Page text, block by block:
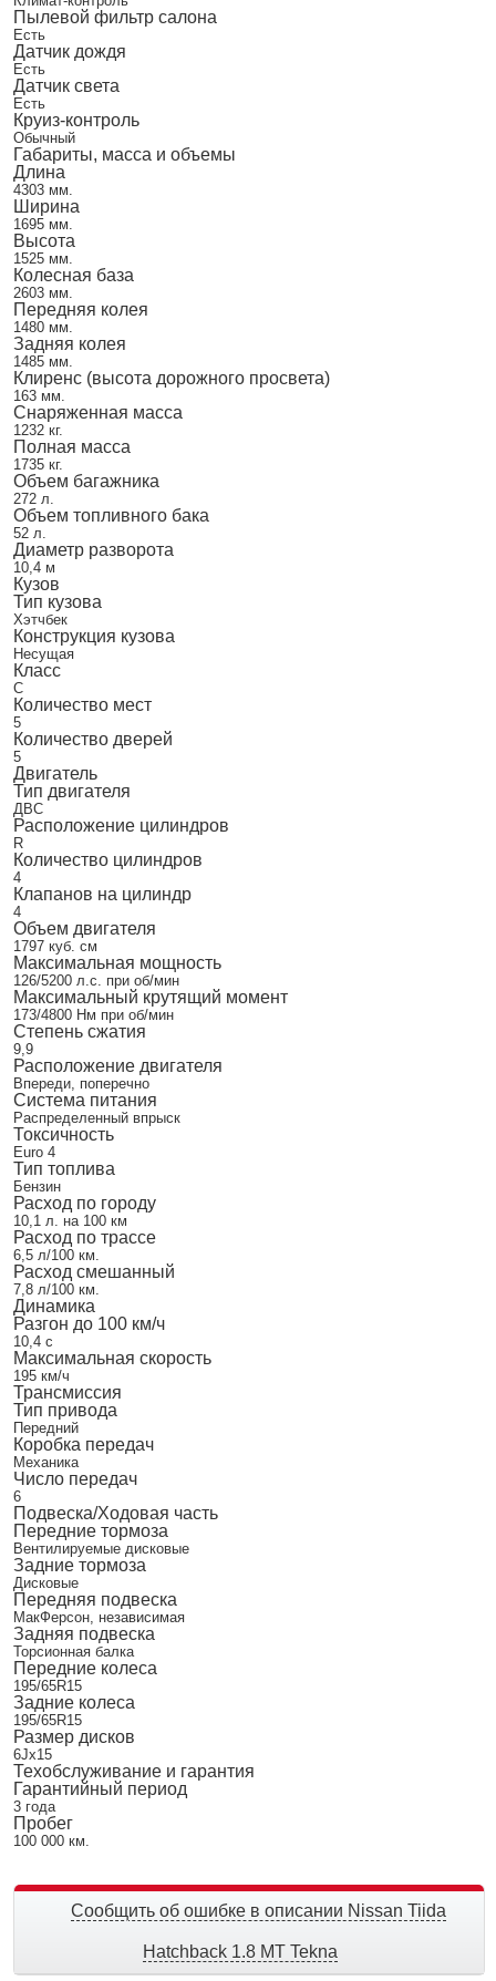
Пылевой фильтр салона
Есть
Датчик дождя
Есть
Датчик света
Есть
Круиз-контроль
Обычный
Габариты, масса и объемы
Длина
4303 мм.
Ширина
1695 мм.
Высота
1525 мм.
Колесная база
2603 мм.
Передняя колея
1480 мм.
Задняя колея
1485 мм.
Клиренс (высота дорожного просвета)
163 мм.
Снаряженная масса
1232 кг.
Полная масса
1735 кг.
Объем багажника
272 л.
Объем топливного бака
52 л.
Диаметр разворота
10,4 м
Кузов
Тип кузова
Хэтчбек
Конструкция кузова
Несущая
Класс
C
Количество мест
5
Количество дверей
5
Двигатель
Тип двигателя
ДВС
Расположение цилиндров
R
Количество цилиндров
4
Клапанов на цилиндр
4
Объем двигателя
1797 куб. см
Максимальная мощность
126/5200 л.с. при об/мин
Максимальный крутящий момент
173/4800 Нм при об/мин
Степень сжатия
9,9
Расположение двигателя
Впереди, поперечно
Система питания
Распределенный впрыск
Токсичность
Euro 4
Тип топлива
Бензин
Расход по городу
10,1 л. на 100 км
Расход по трассе
6,5 л/100 км.
Расход смешанный
7,8 л/100 км.
Динамика
Разгон до 100 км/ч
10,4 с
Максимальная скорость
195 км/ч
Трансмиссия
Тип привода
Передний
Коробка передач
Механика
Число передач
6
Подвеска/Ходовая часть
Передние тормоза
Вентилируемые дисковые
Задние тормоза
Дисковые
Передняя подвеска
МакФерсон, независимая
Задняя подвеска
Торсионная балка
Передние колеса
195/65R15
Задние колеса
195/65R15
Размер дисков
6Jx15
Техобслуживание и гарантия
Гарантийный период
3 года
Пробег
100 000 км.
Сообщить об ошибке в описании Nissan Tiida
Hatchback 1.8 MT Tekna